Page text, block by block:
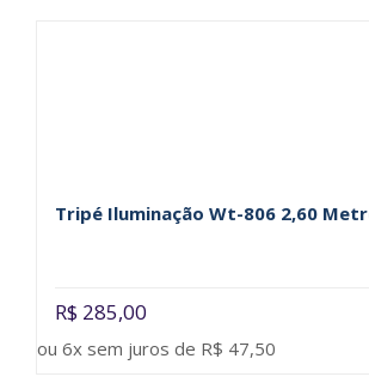
Tripé Iluminação Wt-806 2,60
R$ 285,00
ou 6x sem juros de R$ 47,50